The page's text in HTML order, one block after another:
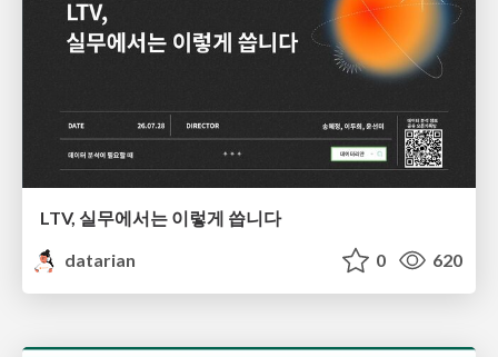
LTV, 실무에서는 이렇게 씁니다
datarian
0 620